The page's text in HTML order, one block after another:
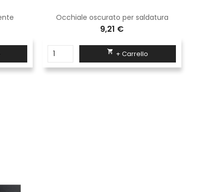
Occhiale oscurato per saldatura
9,21 €
 + Carrello